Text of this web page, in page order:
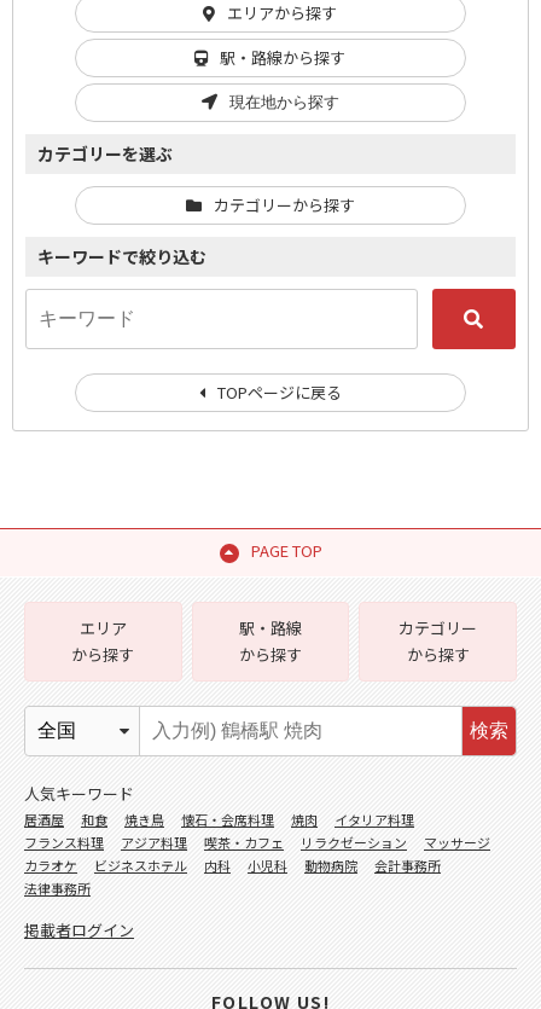
エリアから探す
駅・路線から探す
現在地から探す
カテゴリーを選ぶ
カテゴリーから探す
キーワードで絞り込む
TOPページに戻る
PAGE TOP
エリア
から探す
駅・路線
から探す
カテゴリー
から探す
検索
人気キーワード
居酒屋 和食 焼き鳥 懐石・会席料理 焼肉
イタリア料理
フランス料理
アジア料理 喫茶・カフェ リラクゼーション
マッサージ
カラオケ
ビジネスホテル 内科 小児科 動物病院
会計事務所
法律事務所
掲載者ログイン
FOLLOW US!